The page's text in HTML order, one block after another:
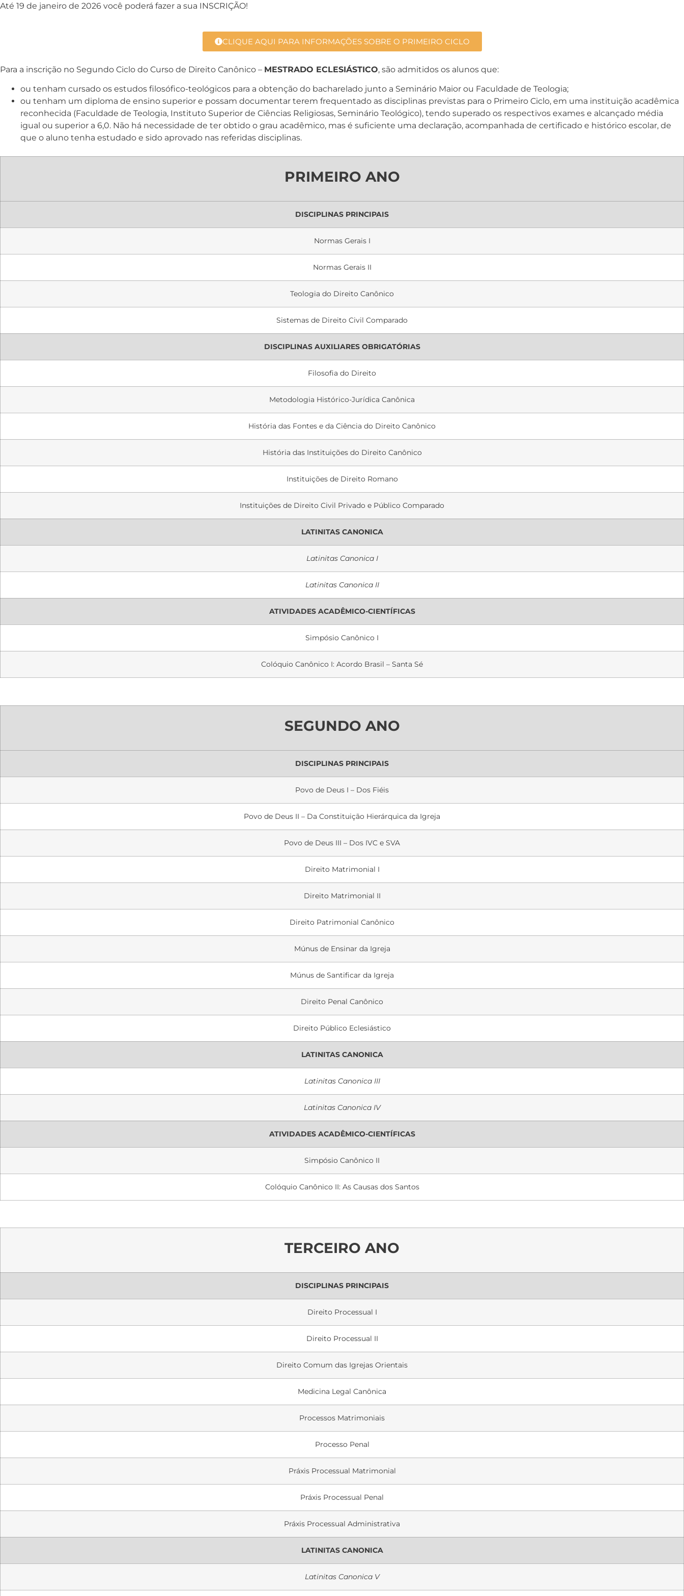
Até 19 de janeiro de 2026 você poderá fazer a sua INSCRIÇÃO!
CLIQUE AQUI PARA INFORMAÇÕES SOBRE O PRIMEIRO CICLO
Para a inscrição no Segundo Ciclo do Curso de Direito Canônico – MESTRADO ECLESIÁSTICO, são admitidos os alunos que:
ou tenham cursado os estudos filosófico-teológicos para a obtenção do bacharelado junto a Seminário Maior ou Faculdade de Teologia;
ou tenham um diploma de ensino superior e possam documentar terem frequentado as disciplinas previstas para o Primeiro Ciclo, em uma instituição acadêmica
reconhecida (Faculdade de Teologia, Instituto Superior de Ciências Religiosas, Seminário Teológico), tendo superado os respectivos exames e alcançado média
igual ou superior a 6,0. Não há necessidade de ter obtido o grau acadêmico, mas é suficiente uma declaração, acompanhada de certificado e histórico escolar, de
que o aluno tenha estudado e sido aprovado nas referidas disciplinas.
PRIMEIRO ANO
DISCIPLINAS PRINCIPAIS
Normas Gerais I
Normas Gerais II
Teologia do Direito Canônico
Sistemas de Direito Civil Comparado
DISCIPLINAS AUXILIARES OBRIGATÓRIAS
Filosofia do Direito
Metodologia Histórico-Jurídica Canônica
História das Fontes e da Ciência do Direito Canônico
História das Instituições do Direito Canônico
Instituições de Direito Romano
Instituições de Direito Civil Privado e Público Comparado
LATINITAS CANONICA
Latinitas Canonica I
Latinitas Canonica II
ATIVIDADES ACADÊMICO-CIENTÍFICAS
Simpósio Canônico I
Colóquio Canônico I: Acordo Brasil – Santa Sé
SEGUNDO ANO
DISCIPLINAS PRINCIPAIS
Povo de Deus I – Dos Fiéis
Povo de Deus II – Da Constituição Hierárquica da Igreja
Povo de Deus III – Dos IVC e SVA
Direito Matrimonial I
Direito Matrimonial II
Direito Patrimonial Canônico
Múnus de Ensinar da Igreja
Múnus de Santificar da Igreja
Direito Penal Canônico
Direito Público Eclesiástico
LATINITAS CANONICA
Latinitas Canonica III
Latinitas Canonica IV
ATIVIDADES ACADÊMICO-CIENTÍFICAS
Simpósio Canônico II
Colóquio Canônico II: As Causas dos Santos
TERCEIRO ANO
DISCIPLINAS PRINCIPAIS
Direito Processual I
Direito Processual II
Direito Comum das Igrejas Orientais
Medicina Legal Canônica
Processos Matrimoniais
Processo Penal
Práxis Processual Matrimonial
Práxis Processual Penal
Práxis Processual Administrativa
LATINITAS CANONICA
Latinitas Canonica V